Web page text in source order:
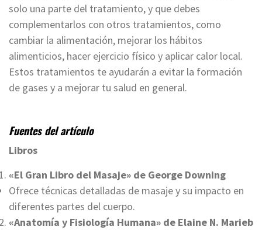
solo una parte del tratamiento, y que debes
complementarlos con otros tratamientos, como
cambiar la alimentación, mejorar los hábitos
alimenticios, hacer ejercicio físico y aplicar calor local.
Estos tratamientos te ayudarán a evitar la formación
de gases y a mejorar tu salud en general.
Fuentes del artículo
Libros
«El Gran Libro del Masaje» de George Downing
Ofrece técnicas detalladas de masaje y su impacto en
diferentes partes del cuerpo.
«Anatomía y Fisiología Humana» de Elaine N. Marieb